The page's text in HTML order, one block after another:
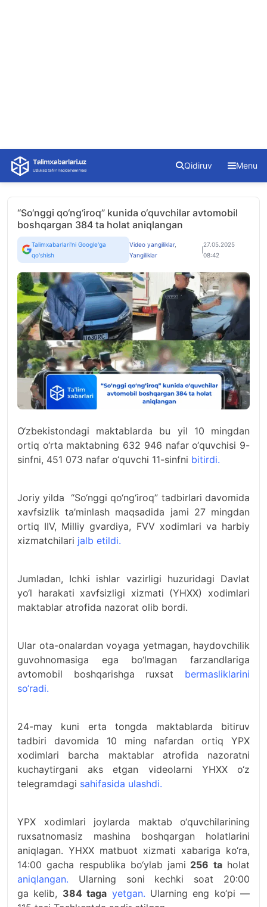
Skip
content
Qidiruv Menu
“So‘nggi qo‘ng‘iroq” kunida o‘quvchilar avtomobil
boshqargan 384 ta holat aniqlangan
Talimxabarlari'ni Google'ga
qo'shish
Video yangiliklar,
Yangiliklar
27.05.2025
08:42
O‘zbekistondagi maktablarda bu yil 10 mingdan
ortiq o‘rta maktabning 632 946 nafar o‘quvchisi 9-
sinfni, 451 073 nafar o‘quvchi 11-sinfni bitirdi.
Joriy yilda “So‘nggi qo‘ng‘iroq” tadbirlari davomida
xavfsizlik ta’minlash maqsadida jami 27 mingdan
ortiq IIV, Milliy gvardiya, FVV xodimlari va harbiy
xizmatchilari jalb etildi.
Jumladan, Ichki ishlar vazirligi huzuridagi Davlat
yo‘l harakati xavfsizligi xizmati (YHXX) xodimlari
maktablar atrofida nazorat olib bordi.
Ular ota-onalardan voyaga yetmagan, haydovchilik
guvohnomasiga ega bo‘lmagan farzandlariga
avtomobil boshqarishga ruxsat bermasliklarini
so‘radi.
24-may kuni erta tongda maktablarda bitiruv
tadbiri davomida 10 ming nafardan ortiq YPX
xodimlari barcha maktablar atrofida nazoratni
kuchaytirgani aks etgan videolarni YHXX o‘z
telegramdagi sahifasida ulashdi.
YPX xodimlari joylarda maktab o‘quvchilarining
ruxsatnomasiz mashina boshqargan holatlarini
aniqlagan. YHXX matbuot xizmati xabariga ko‘ra,
14:00 gacha respublika bo‘ylab jami 256 taholat
aniqlangan. Ularning soni kechki soat 20:00
ga kelib, 384 taga yetgan. Ularning eng ko‘pi —